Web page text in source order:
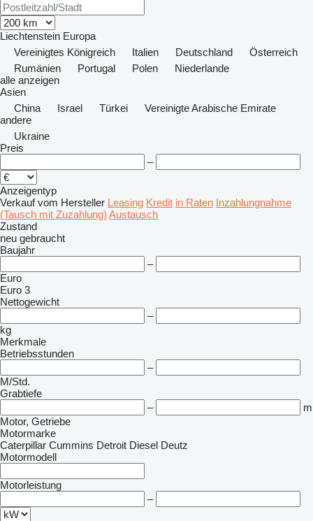
Liechtenstein Europa
Vereinigtes Königreich
Italien Deutschland
Österreich
Rumänien
Portugal Polen
Niederlande
alle anzeigen
Asien
China
Israel Türkei
Vereinigte Arabische Emirate
andere
Ukraine
Preis
–
Anzeigentyp
Verkauf vom Hersteller Leasing Kredit in Raten Inzahlungnahme
(Tausch mit Zuzahlung) Austausch
Zustand
neu gebraucht
Baujahr
–
Euro
Euro 3
Nettogewicht
–
kg
Merkmale
Betriebsstunden
–
M/Std.
Grabtiefe
–
m
Motor, Getriebe
Motormarke
Caterpillar Cummins Detroit Diesel Deutz
Motormodell
Motorleistung
–